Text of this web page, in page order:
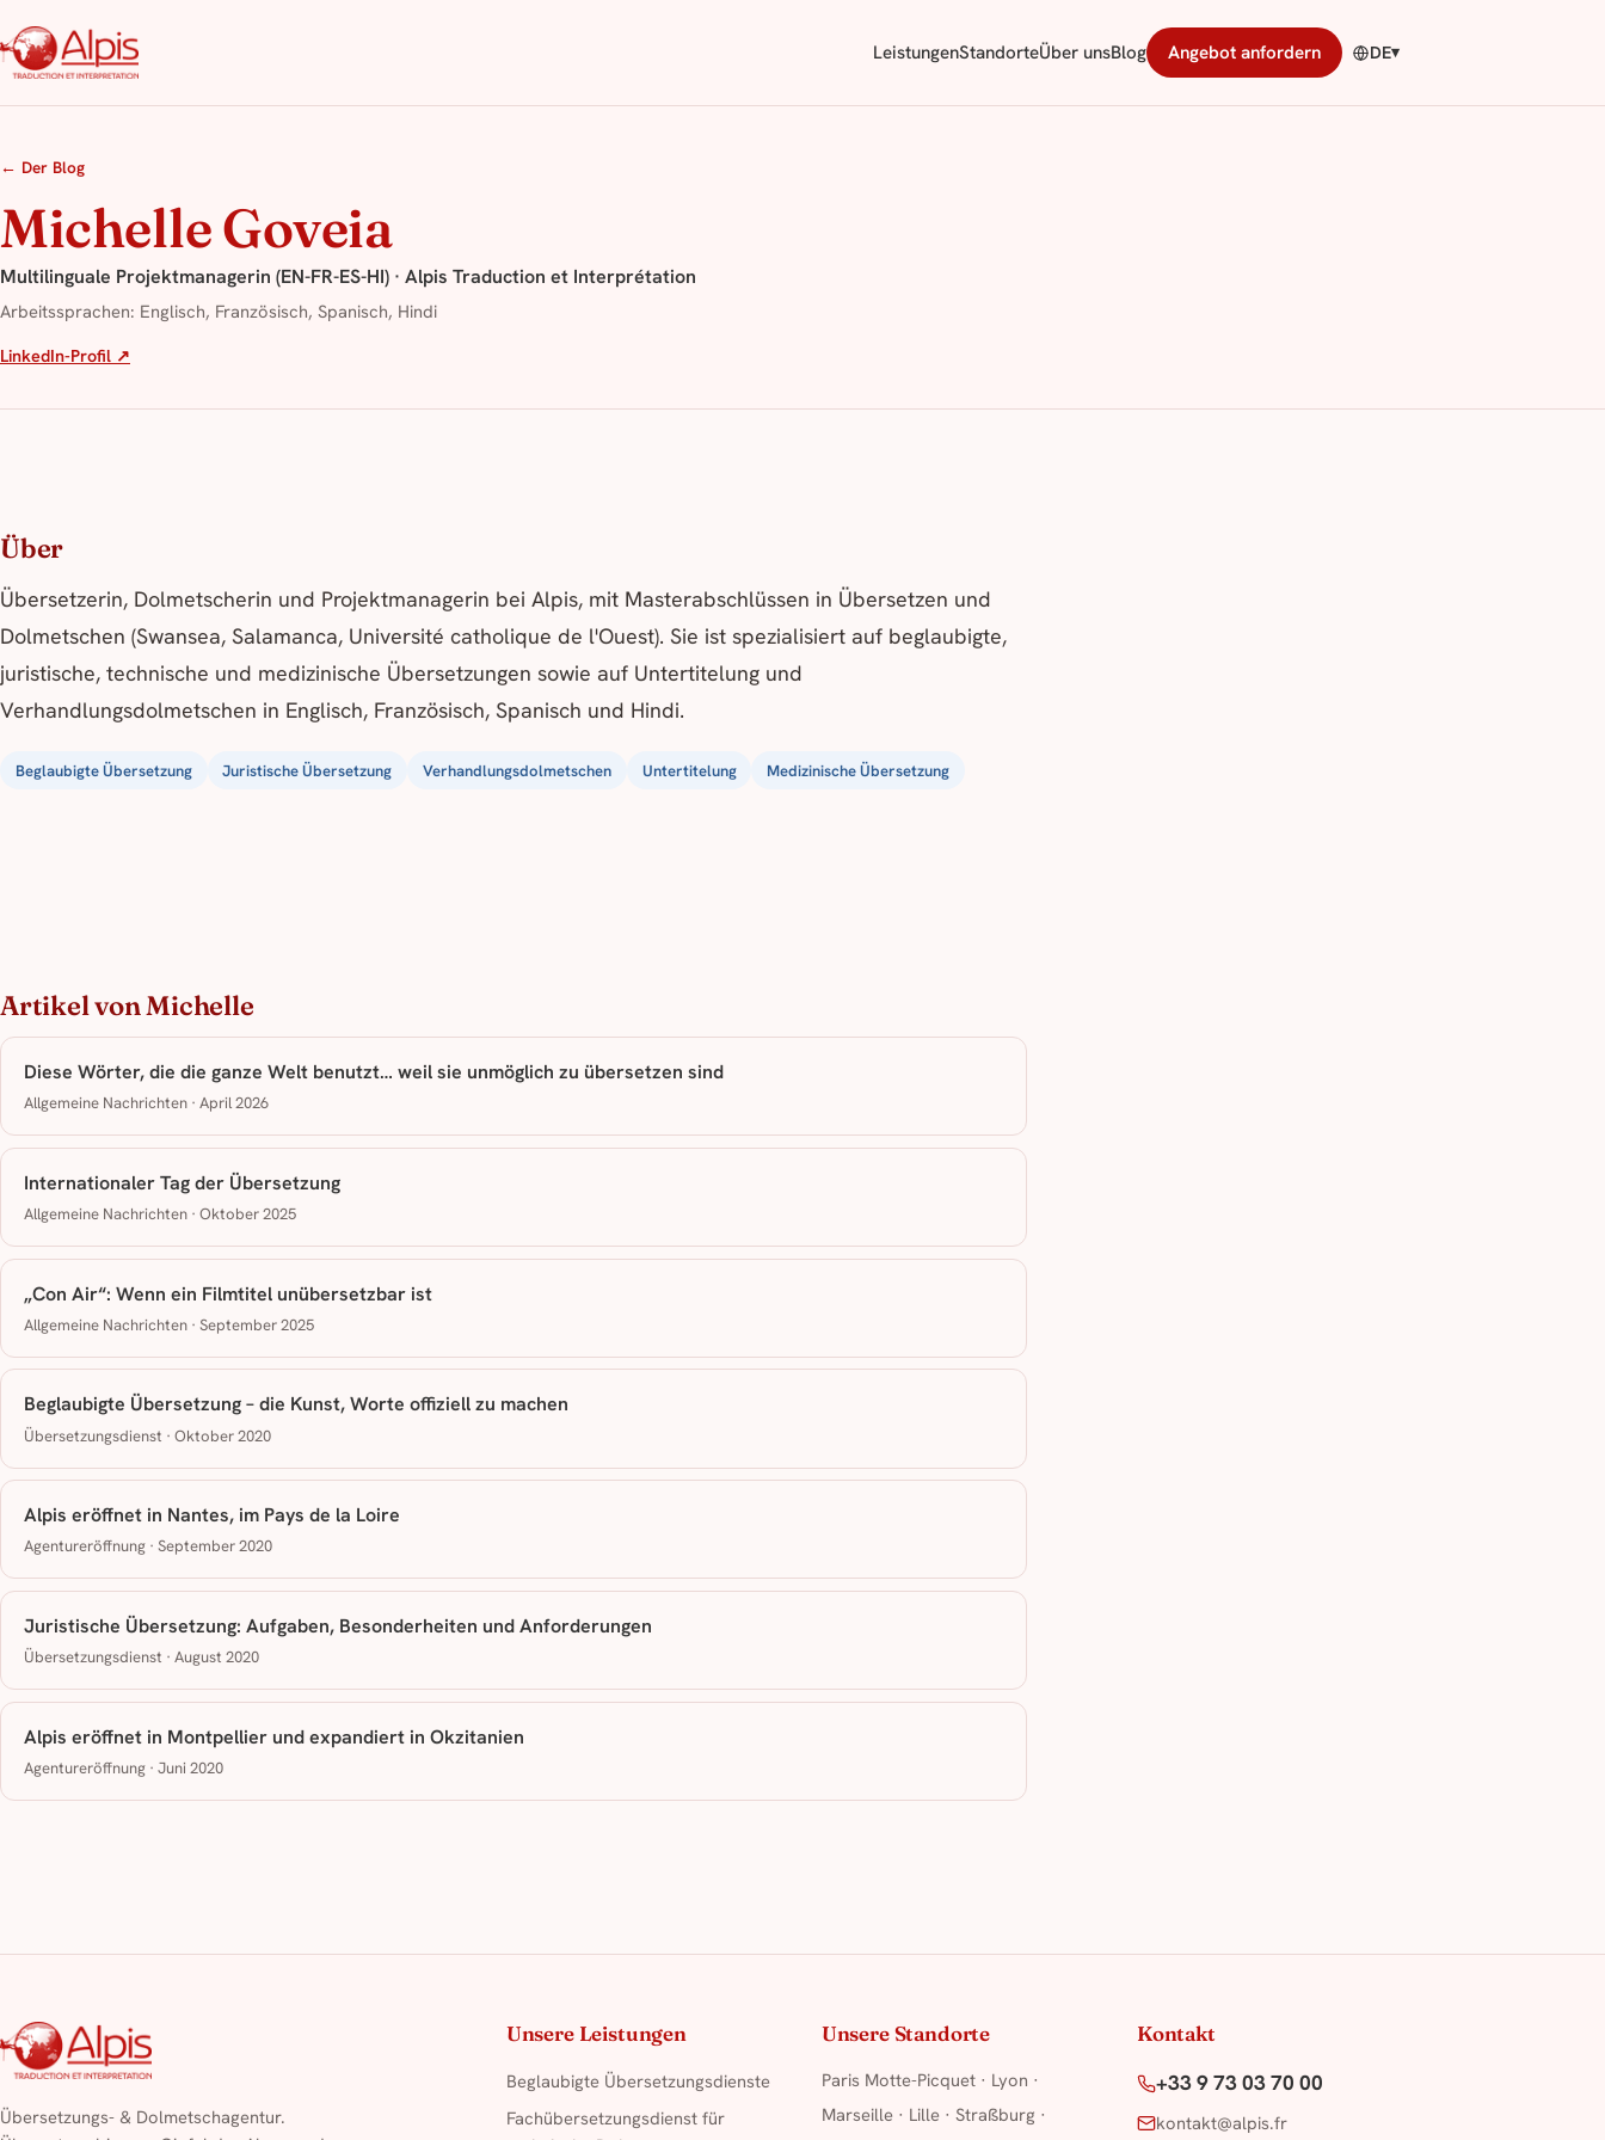
LeistungenStandorteÜber unsBlog Angebot anfordern DE▾
← Der Blog
Michelle Goveia
Multilinguale Projektmanagerin (EN-FR-ES-HI) · Alpis Traduction et Interprétation
Arbeitssprachen: Englisch, Französisch, Spanisch, Hindi
LinkedIn-Profil ↗
Über
Übersetzerin, Dolmetscherin und Projektmanagerin bei Alpis, mit Masterabschlüssen in Übersetzen und
Dolmetschen (Swansea, Salamanca, Université catholique de l'Ouest). Sie ist spezialisiert auf beglaubigte,
juristische, technische und medizinische Übersetzungen sowie auf Untertitelung und
Verhandlungsdolmetschen in Englisch, Französisch, Spanisch und Hindi.
Beglaubigte Übersetzung Juristische Übersetzung Verhandlungsdolmetschen Untertitelung Medizinische Übersetzung
Artikel von Michelle
Diese Wörter, die die ganze Welt benutzt… weil sie unmöglich zu übersetzen sind
Allgemeine Nachrichten · April 2026
Internationaler Tag der Übersetzung
Allgemeine Nachrichten · Oktober 2025
„Con Air“: Wenn ein Filmtitel unübersetzbar ist
Allgemeine Nachrichten · September 2025
Beglaubigte Übersetzung – die Kunst, Worte offiziell zu machen
Übersetzungsdienst · Oktober 2020
Alpis eröffnet in Nantes, im Pays de la Loire
Agentureröffnung · September 2020
Juristische Übersetzung: Aufgaben, Besonderheiten und Anforderungen
Übersetzungsdienst · August 2020
Alpis eröffnet in Montpellier und expandiert in Okzitanien
Agentureröffnung · Juni 2020
Übersetzungs- & Dolmetschagentur.
Unsere Leistungen
Beglaubigte Übersetzungsdienste
Fachübersetzungsdienst für
Unsere Standorte
Paris Motte-Picquet· Lyon ·
Marseille· Lille· Straßburg ·
Kontakt
+33 9 73 03 70 00
kontakt@alpis.fr